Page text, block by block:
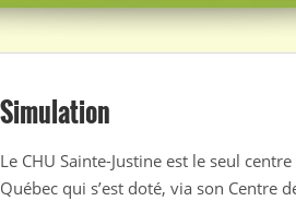
Simulation
Le CHU Sainte-Justine est le seul
Québec qui s’est doté, via son Centre